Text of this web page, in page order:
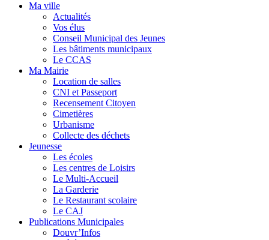
Ma ville
Actualités
Vos élus
Conseil Municipal des Jeunes
Les bâtiments municipaux
Le CCAS
Ma Mairie
Location de salles
CNI et Passeport
Recensement Citoyen
Cimetières
Urbanisme
Collecte des déchets
Jeunesse
Les écoles
Les centres de Loisirs
Le Multi-Accueil
La Garderie
Le Restaurant scolaire
Le CAJ
Publications Municipales
Douvr’Infos